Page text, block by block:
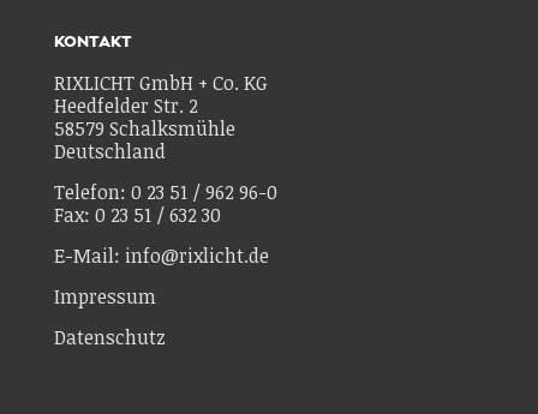
KONTAKT
RIXLICHT GmbH + Co. KG
Heedfelder Str. 2
58579 Schalksmühle
Deutschland
Telefon: 0 23 51 / 962 96-0
Fax: 0 23 51 / 632 30
E-Mail: info@rixlicht.de
Impressum
Datenschutz